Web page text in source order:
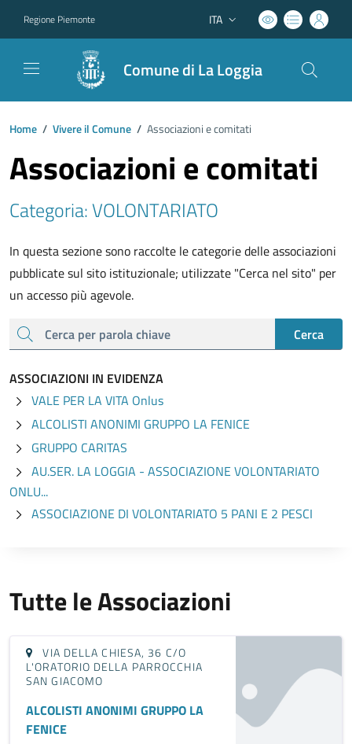
Regione Piemonte Lingua attiva:
ITA
Comune di La Loggia
Home / Vivere il Comune / Associazioni e comitati
Associazioni e comitati
Categoria: VOLONTARIATO
In questa sezione sono raccolte le categorie delle associazioni
pubblicate sul sito istituzionale; utilizzate "Cerca nel sito" per
un accesso più agevole.
cerca
Cerca
ASSOCIAZIONI IN EVIDENZA
VALE PER LA VITA Onlus
ALCOLISTI ANONIMI GRUPPO LA FENICE
GRUPPO CARITAS
AU.SER. LA LOGGIA - ASSOCIAZIONE VOLONTARIATO
ONLU...
ASSOCIAZIONE DI VOLONTARIATO 5 PANI E 2 PESCI
Tutte le Associazioni
VIA DELLA CHIESA, 36 C/O
L'ORATORIO DELLA PARROCCHIA
SAN GIACOMO
ALCOLISTI ANONIMI GRUPPO LA
FENICE